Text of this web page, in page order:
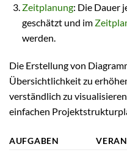
Zeitplanung: Die Dauer
geschätzt und im
werden.
Die Erstellung von
Übersichtlichkeit zu
verständlich zu
einfachen
AUFGABEN